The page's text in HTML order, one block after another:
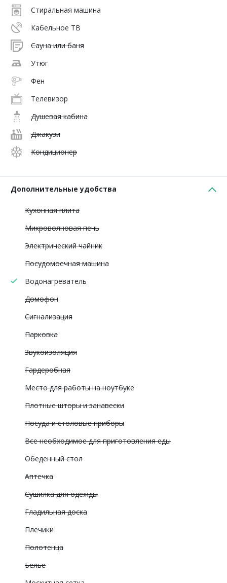
Стиральная машина
Кабельное ТВ
Сауна или баня
Утюг
Фен
Телевизор
Душевая кабина
Джакузи
Кондиционер
Дополнительные удобства
Кухонная плита
Микроволновая печь
Электрический чайник
Посудомоечная машина
Водонагреватель
Домофон
Сигнализация
Парковка
Звукоизоляция
Гардеробная
Место для работы на ноутбуке
Плотные шторы и занавески
Посуда и столовые приборы
Все необходимое для приготовления еды
Обеденный стол
Аптечка
Сушилка для одежды
Гладильная доска
Плечики
Полотенца
Белье